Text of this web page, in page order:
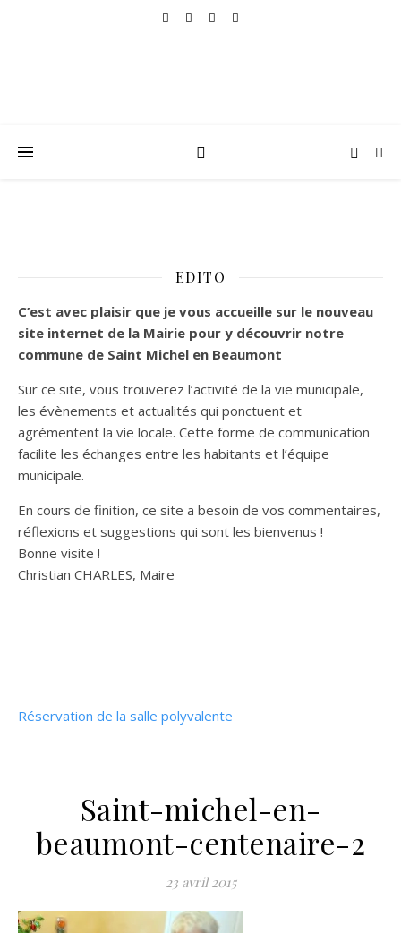
EDITO
C’est avec plaisir que je vous accueille sur le nouveau
site internet de la Mairie pour y découvrir notre
commune de Saint Michel en Beaumont
Sur ce site, vous trouverez l’activité de la vie municipale,
les évènements et actualités qui ponctuent et
agrémentent la vie locale. Cette forme de communication
facilite les échanges entre les habitants et l’équipe
municipale.
En cours de finition, ce site a besoin de vos commentaires,
réflexions et suggestions qui sont les bienvenus !
Bonne visite !
Christian CHARLES, Maire
Réservation de la salle polyvalente
Saint-michel-en-
beaumont-centenaire-2
23 avril 2015